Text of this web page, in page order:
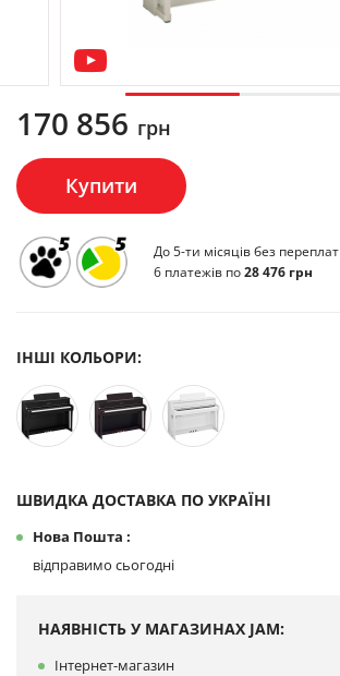
170 856 грн
Купити
До 5-ти місяців без переплат
6 платежів по28 476 грн
ШВИДКА ДОСТАВКА ПО УКРАЇНІ
Нова Пошта :
відправимо сьогодні
ІНШІ КОЛЬОРИ:
НАЯВНІСТЬ У МАГАЗИНАХ JAM:
Інтернет-магазин